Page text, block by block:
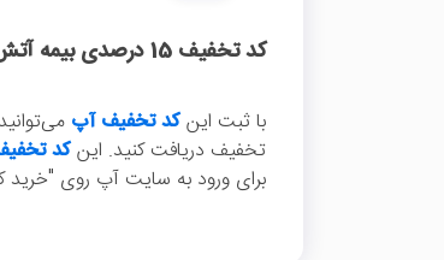
کد تخفیف 15 درصدی بیمه آتش سوزی آپ
با ثبت اینکد تخفیف آپ
تخفیف دریافت کنید. اینکد
برای ورود به سایت آپ روی "خرید